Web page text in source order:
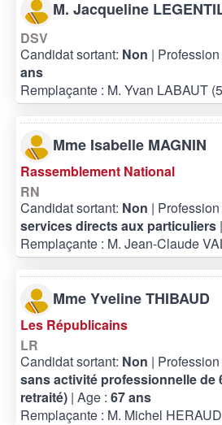
M. Jacqueline
DSV
Candidat sortant: Non | Profession
ans
Remplaçante : M. Yvan LABAUT
Mme Isabelle MAGNIN
Rassemblement National
RN
Candidat sortant: Non | Profession
services directs aux particuliers
Remplaçante : M. Jean-Claude
Mme Yveline THIBAUD
Les Républicains
LR
Candidat sortant: Non | Profession
sans activité professionnelle de
retraité) | Age : 67 ans
Remplaçante : M. Michel